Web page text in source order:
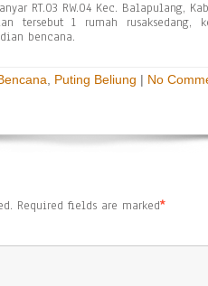
RT.03 RW.04 Kec. Balapulang,
tersebut 1 rumah rusaksedang,
bencana.
Puting Beliung | No
Required fields are marked*